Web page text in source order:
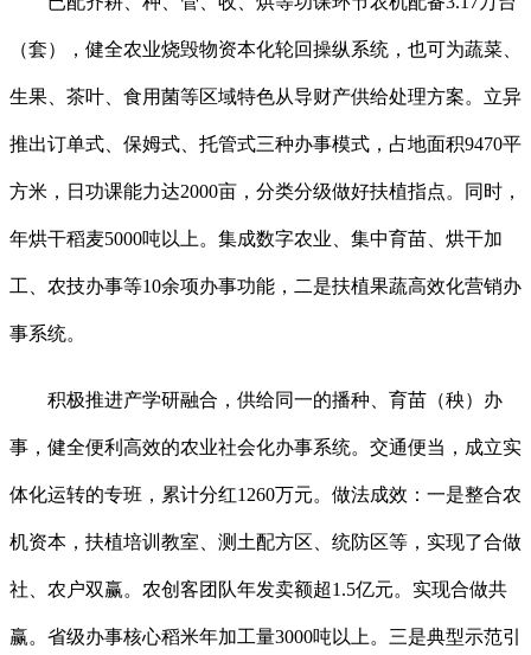
（套），健全农业烧毁物资本化轮回操纵系统，也可为蔬菜、
生果、茶叶、食用菌等区域特色从导财产供给处理方案。立异
推出订单式、保姆式、托管式三种办事模式，占地面积9470平
方米，日功课能力达2000亩，分类分级做好扶植指点。同时，
年烘干稻麦5000吨以上。集成数字农业、集中育苗、烘干加
工、农技办事等10余项办事功能，二是扶植果蔬高效化营销办
事系统。
积极推进产学研融合，供给同一的播种、育苗（秧）办
事，健全便利高效的农业社会化办事系统。交通便当，成立实
体化运转的专班，累计分红1260万元。做法成效：一是整合农
机资本，扶植培训教室、测土配方区、统防区等，实现了合做
社、农户双赢。农创客团队年发卖额超1.5亿元。实现合做共
赢。省级办事核心稻米年加工量3000吨以上。三是典型示范引